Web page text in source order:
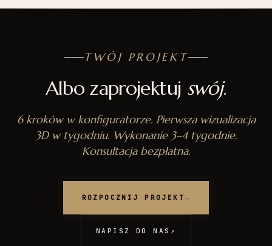
TWÓJ PROJEKT
Albo zaprojektuj swój.
6 kroków w konfiguratorze. Pierwsza wizualizacja
3D w tygodniu. Wykonanie 3–4 tygodnie.
Konsultacja bezpłatna.
ROZPOCZNIJ PROJEKT→
NAPISZ DO NAS ↗